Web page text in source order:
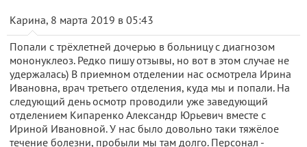
Карина, 8 марта 2019 в 05:43
Попали с трёхлетней дочерью в больницу с диагнозом
мононуклеоз. Редко пишу отзывы, но вот в этом случае не
удержалась) В приемном отделении нас осмотрела Ирина
Ивановна, врач третьего отделения, куда мы и попали. На
следующий день осмотр проводили уже заведующий
отделением Кипаренко Александр Юрьевич вместе с
Ириной Ивановной. У нас было довольно таки тяжёлое
течение болезни, пробыли мы там долго. Персонал -